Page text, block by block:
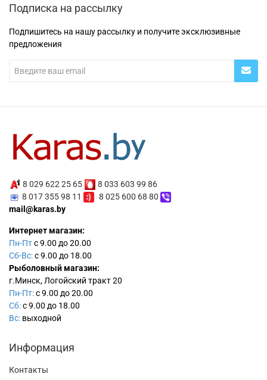
Подписка на рассылку
Подпишитесь на нашу рассылку и получите эксклюзивные
предложения
8 029 622 25 65
8 033 603 99 86
8 017 355 98 11
8 025 600 68 80
mail@karas.by
Интернет магазин:
Пн-Птс 9.00 до 20.00
Сб-Вс:с 9.00 до 18.00
Рыболовный магазин:
г.Минск, Логойский тракт 20
Пн-Пт:с 9.00 до 20.00
Сб:с 9.00 до 18.00
Вс: выходной
Информация
Контакты